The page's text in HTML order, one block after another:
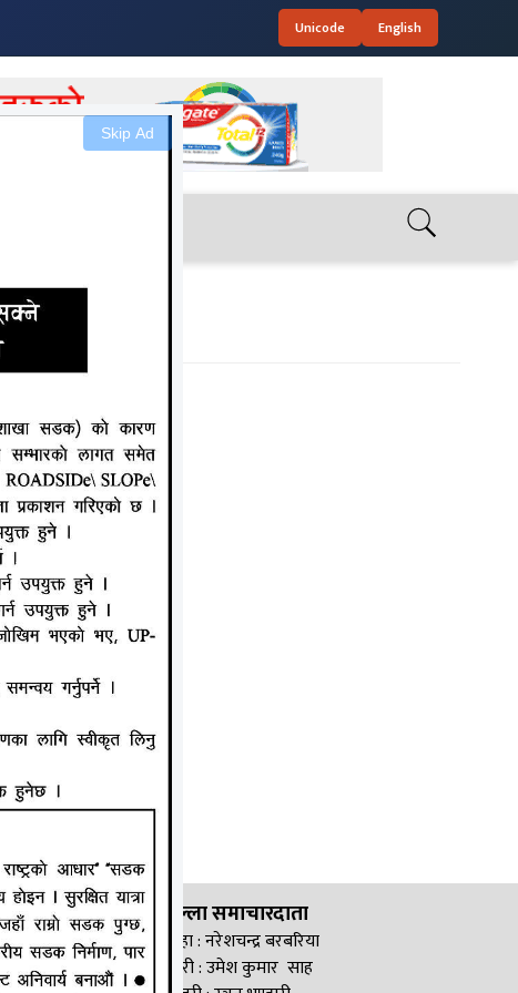
Skip Ad
Unicode English
जिल्ला समाचारदाता
सिरहा : नरेशचन्द्र बरबरिया
सप्तरी : उमेश कुमार साह